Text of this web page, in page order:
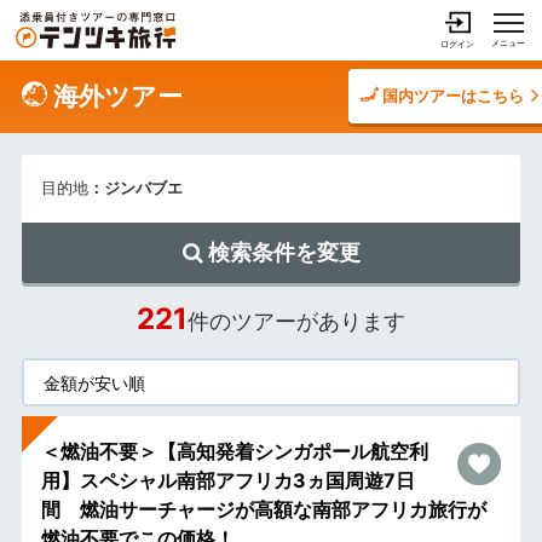
ログイン メニュー
海外ツアー 国内ツアーはこちら
目的地 ：ジンバブエ
検索条件を変更
221件のツアーがあります
＜燃油不要＞【高知発着シンガポール航空利
用】スペシャル南部アフリカ3ヵ国周遊7日
間 燃油サーチャージが高額な南部アフリカ旅行が